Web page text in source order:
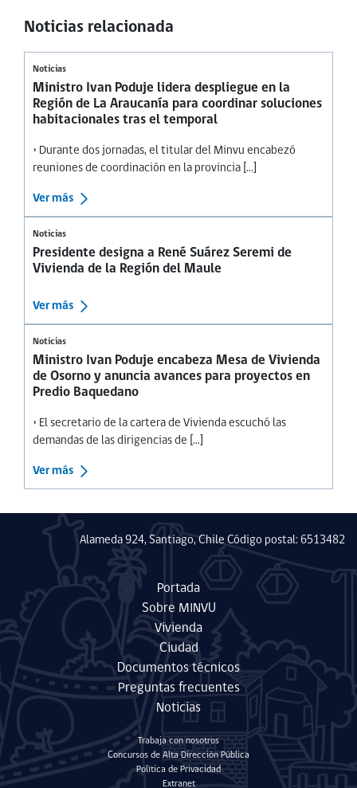
Noticias relacionada
Noticias
Ministro Ivan Poduje lidera despliegue en la
Región de La Araucanía para coordinar soluciones
habitacionales tras el temporal
• Durante dos jornadas, el titular del Minvu encabezó
reuniones de coordinación en la provincia [...]
Ver más
Noticias
Presidente designa a René Suárez Seremi de
Vivienda de la Región del Maule
Ver más
Noticias
Ministro Ivan Poduje encabeza Mesa de Vivienda
de Osorno y anuncia avances para proyectos en
Predio Baquedano
• El secretario de la cartera de Vivienda escuchó las
demandas de las dirigencias de [...]
Ver más
Alameda 924, Santiago, Chile Código postal: 6513482
Portada
Sobre MINVU
Vivienda
Ciudad
Documentos técnicos
Preguntas frecuentes
Noticias
Trabaja con nosotros
Concursos de Alta Dirección Pública
Política de Privacidad
Extranet